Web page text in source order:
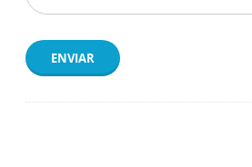
ENVIAR